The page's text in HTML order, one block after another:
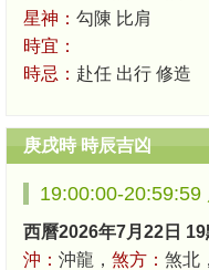
星神： 勾陳 比肩
時宜：
時忌： 赴任 出行 修造
庚戌時 時辰吉凶
19:00:00-20:59:59
西曆2026年7月22日
沖： 沖龍， 煞方： 煞北，